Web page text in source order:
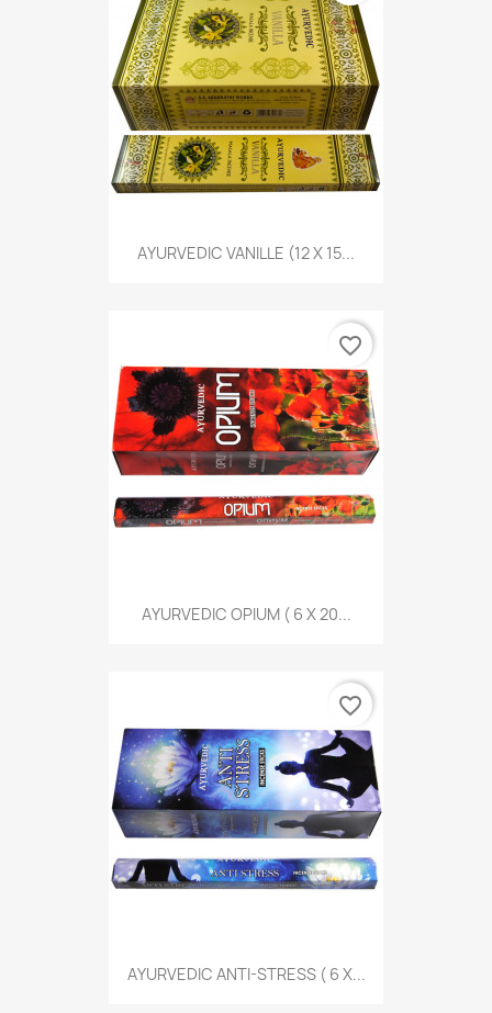
AYURVEDIC VANILLE (12 X 15...
AYURVEDIC OPIUM ( 6 X 20...
favorite_border
AYURVEDIC ANTI-STRESS ( 6 X...
favorite_border